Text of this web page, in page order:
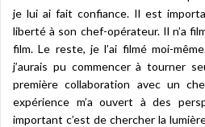
je lui ai fait confiance. Il est
liberté à son chef-opérateur. Il n’a
film. Le reste, je l’ai filmé moi-
j’aurais pu commencer à tourner
première collaboration avec un
expérience m’a ouvert à des
important c’est de chercher la